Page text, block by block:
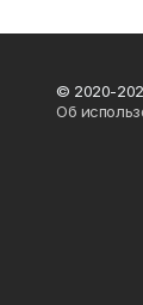
© 2020-
Об